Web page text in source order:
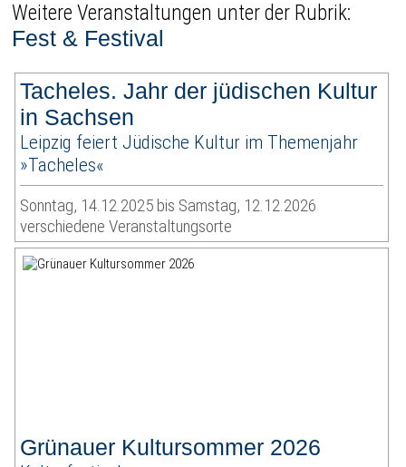
Weitere Veranstaltungen unter der Rubrik:
Fest & Festival
Tacheles. Jahr der jüdischen Kultur
in Sachsen
Leipzig feiert Jüdische Kultur im Themenjahr
»Tacheles«
Sonntag, 14.12.2025 bis Samstag, 12.12.2026
verschiedene Veranstaltungsorte
Grünauer Kultursommer 2026